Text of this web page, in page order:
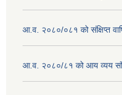
आ.व. २०८०/०८१ को संक्षिप्त
आ.व. २०८०/८१ को आय व्यय